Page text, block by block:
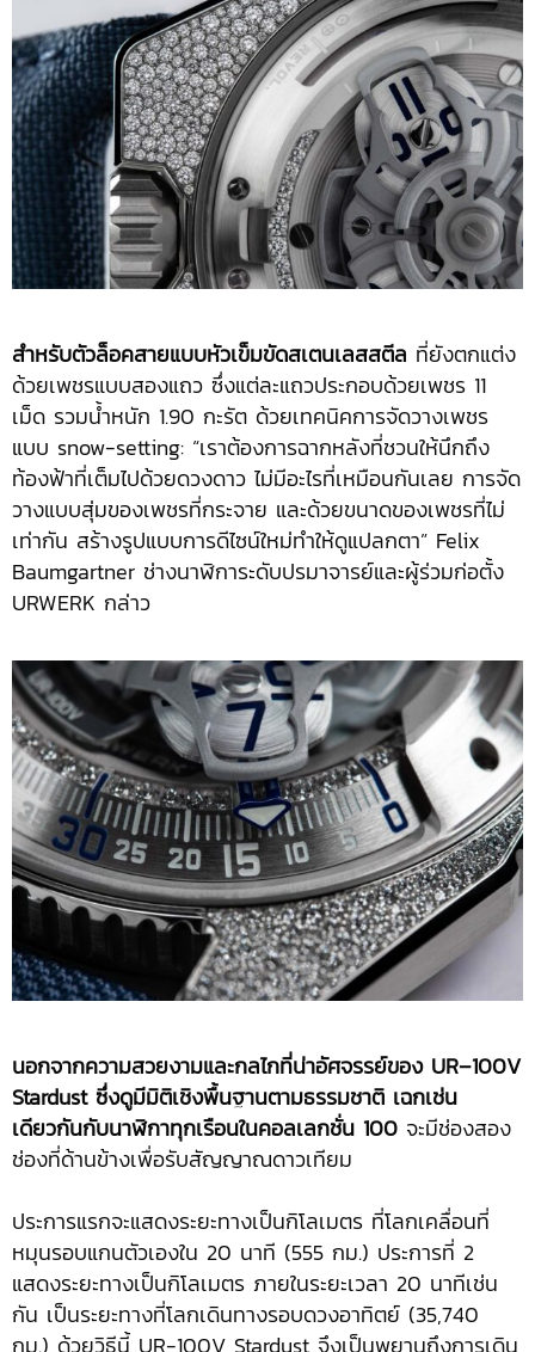
สำหรับตัวล็อคสายแบบหัวเข็มขัดสเตนเลสสตีล ที่ยังตกแต่ง
ด้วยเพชรแบบสองแถว ซึ่งแต่ละแถวประกอบด้วยเพชร 11
เม็ด รวมน้ำหนัก 1.90 กะรัต ด้วยเทคนิคการจัดวางเพชร
แบบ snow-setting: “เราต้องการฉากหลังที่ชวนให้นึกถึง
ท้องฟ้าที่เต็มไปด้วยดวงดาว ไม่มีอะไรที่เหมือนกันเลย การจัด
วางแบบสุ่มของเพชรที่กระจาย และด้วยขนาดของเพชรที่ไม่
เท่ากัน สร้างรูปแบบการดีไซน์ใหม่ทำให้ดูแปลกตา” Felix
Baumgartner ช่างนาฬิการะดับปรมาจารย์และผู้ร่วมก่อตั้ง
URWERK กล่าว
นอกจากความสวยงามและกลไกที่น่าอัศจรรย์ของ UR–100V
Stardust ซึ่งดูมีมิติเชิงพื้นฐานตามธรรมชาติ เฉกเช่น
เดียวกันกับนาฬิกาทุกเรือนในคอลเลกชั่น 100 จะมีช่องสอง
ช่องที่ด้านข้างเพื่อรับสัญญาณดาวเทียม
ประการแรกจะแสดงระยะทางเป็นกิโลเมตร ที่โลกเคลื่อนที่
หมุนรอบแกนตัวเองใน 20 นาที (555 กม.) ประการที่ 2
แสดงระยะทางเป็นกิโลเมตร ภายในระยะเวลา 20 นาทีเช่น
กัน เป็นระยะทางที่โลกเดินทางรอบดวงอาทิตย์ (35,740
กม.) ด้วยวิธีนี้ UR-100V Stardust จึงเป็นพยานถึงการเดิน